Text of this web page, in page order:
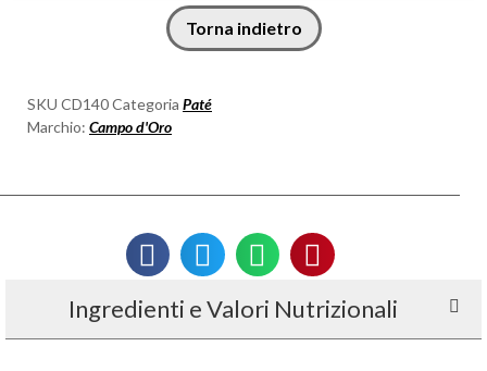
Torna indietro
SKU CD140Categoria Paté
Marchio: Campo d'Oro
Ingredienti e Valori Nutrizionali